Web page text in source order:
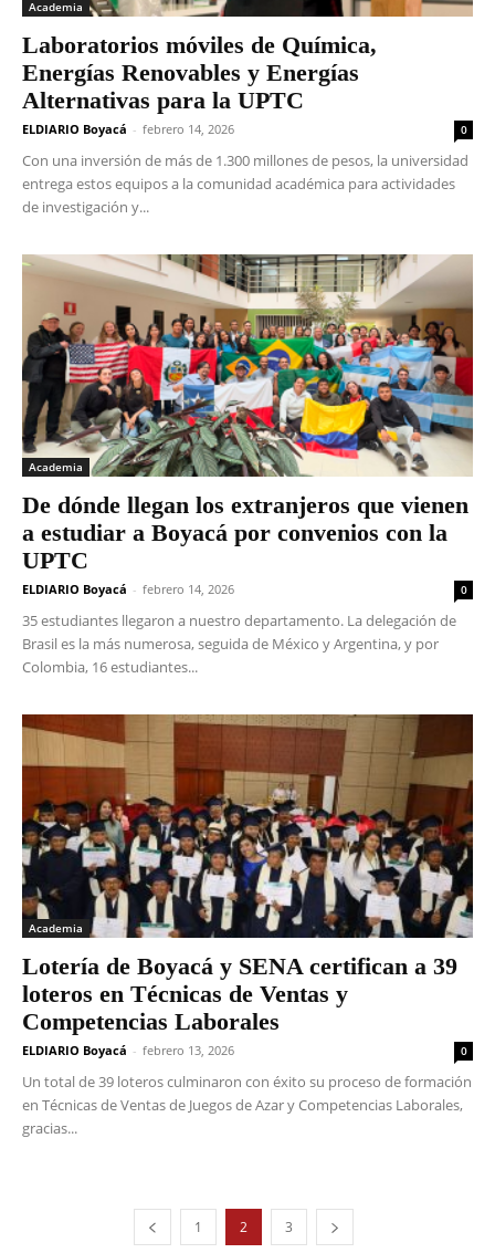
Academia
Laboratorios móviles de Química,
Energías Renovables y Energías
Alternativas para la UPTC
ELDIARIO Boyacá - febrero 14, 2026 0
Con una inversión de más de 1.300 millones de pesos, la universidad
entrega estos equipos a la comunidad académica para actividades
de investigación y...
Academia
De dónde llegan los extranjeros que vienen
a estudiar a Boyacá por convenios con la
UPTC
ELDIARIO Boyacá - febrero 14, 2026 0
35 estudiantes llegaron a nuestro departamento. La delegación de
Brasil es la más numerosa, seguida de México y Argentina, y por
Colombia, 16 estudiantes...
Academia
Lotería de Boyacá y SENA certifican a 39
loteros en Técnicas de Ventas y
Competencias Laborales
ELDIARIO Boyacá - febrero 13, 2026 0
Un total de 39 loteros culminaron con éxito su proceso de formación
en Técnicas de Ventas de Juegos de Azar y Competencias Laborales,
gracias...
1 2 3